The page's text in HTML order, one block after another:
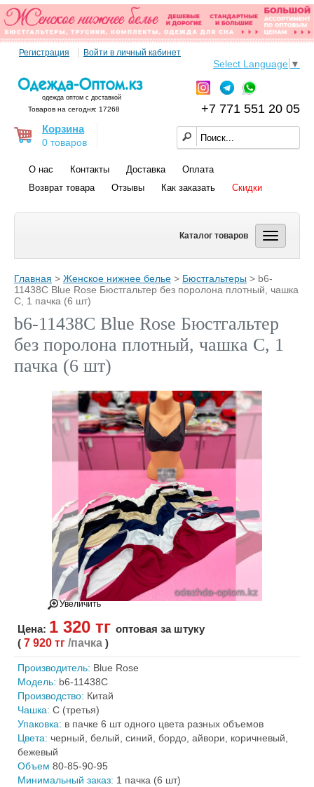
Регистрация Войти в личный кабинет
Select Language ▼
одежда оптом с доставкой
+7 771 551 20 05
Товаров на сегодня: 17268
Корзина
0 товаров
О нас Контакты Доставка
Оплата
Возврат товара
Отзывы Как заказать Скидки
Каталог товаров
Главная > Женское нижнее белье > Бюстгальтеры > b6-
11438C Blue Rose Бюстгальтер без поролона плотный, чашка
С, 1 пачка (6 шт)
b6-11438C Blue Rose Бюстгальтер
без поролона плотный, чашка С, 1
пачка (6 шт)
Увеличить
Цена: 1 320 тг оптовая за штуку
( 7 920 тг /пачка )
Производитель: Blue Rose
Модель: b6-11438C
Производство: Китай
Чашка: С (третья)
Упаковка: в пачке 6 шт одного цвета разных объемов
Цвета: черный, белый, синий, бордо, айвори, коричневый,
бежевый
Объем 80-85-90-95
Минимальный заказ: 1 пачка (6 шт)